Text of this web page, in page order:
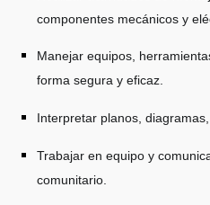
componentes mecánicos y
Manejar equipos,
forma segura y eficaz.
Interpretar planos,
Trabajar en equipo y
comunitario.